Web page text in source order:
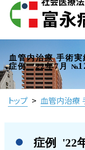
血管内治療 手術実
症例 '22年7月
No.
トップ > 血管内治療
症例 '22